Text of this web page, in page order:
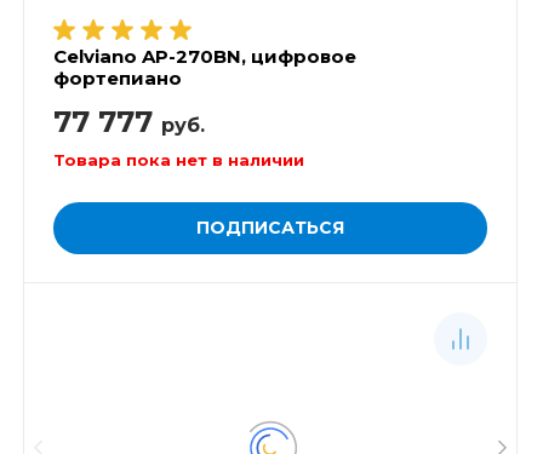
Celviano AP-270BN, цифровое
фортепиано
77 777 руб.
Товара пока нет в наличии
ПОДПИСАТЬСЯ